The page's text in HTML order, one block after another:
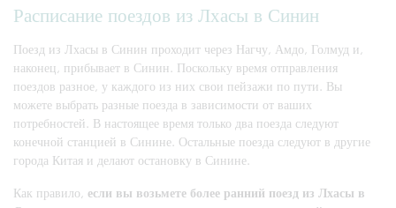
Расписание поездов из Лхасы в Синин
Поезд из Лхасы в Синин проходит через Нагчу, Амдо, Голмуд и,
наконец, прибывает в Синин. Поскольку время отправления
поездов разное, у каждого из них свои пейзажи по пути. Вы
можете выбрать разные поезда в зависимости от ваших
потребностей. В настоящее время только два поезда следуют
конечной станцией в Синине. Остальные поезда следуют в другие
города Китая и делают остановку в Синине.
Как правило, если вы возьмете более ранний поезд из Лхасы в